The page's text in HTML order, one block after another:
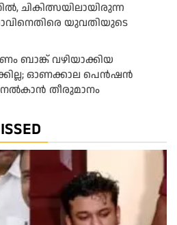
ചികിത്സയിലായിരുന്ന
യുവതിയുടെ
ബാങ്ക് വഴിയാക്കിയ
ഓണക്കാല പെൻഷൻ
നൽകാൻ തീരുമാനം